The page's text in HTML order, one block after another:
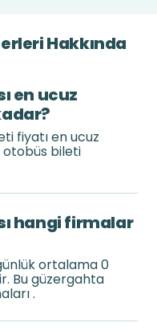
Hakkında
en ucuz
fiyatı en ucuz
otobüs bileti
hangi firmalar
ortalama 0
Bu güzergahta
.